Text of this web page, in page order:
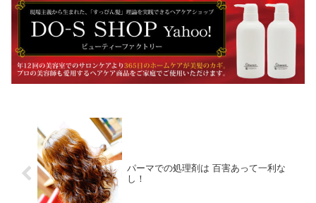
パーマでの処理剤は 百害あって一利な
し！